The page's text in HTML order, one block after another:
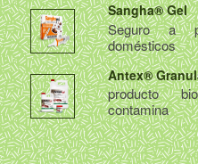
Sangha® Gel
Seguro a
domésticos
Antex®
producto
contamina